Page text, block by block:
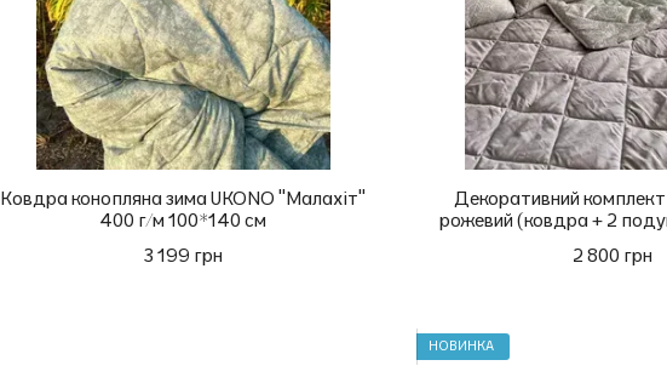
Ковдра конопляна зима UKONO "Малахіт"
400 г/м 100*140 см
3 199 грн
Декоративний комплект
рожевий (ковдра + 2
2 800 грн
НОВИНКА